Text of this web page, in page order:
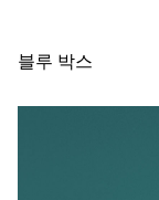
블루 박스